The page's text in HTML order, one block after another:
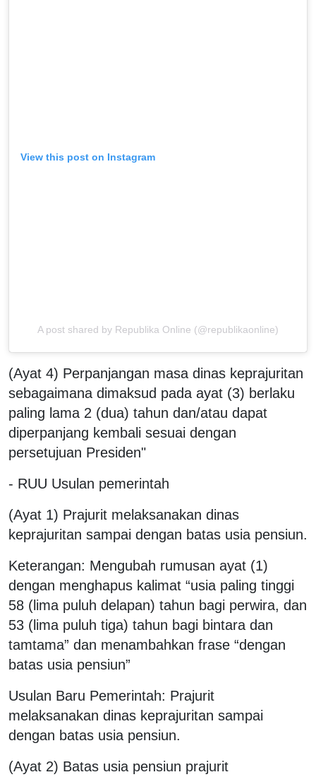
View this post on Instagram
A post shared by Republika Online (@republikaonline)
(Ayat 4) Perpanjangan masa dinas keprajuritan
sebagaimana dimaksud pada ayat (3) berlaku
paling lama 2 (dua) tahun dan/atau dapat
diperpanjang kembali sesuai dengan
persetujuan Presiden"
- RUU Usulan pemerintah
(Ayat 1) Prajurit melaksanakan dinas
keprajuritan sampai dengan batas usia pensiun.
Keterangan: Mengubah rumusan ayat (1)
dengan menghapus kalimat “usia paling tinggi
58 (lima puluh delapan) tahun bagi perwira, dan
53 (lima puluh tiga) tahun bagi bintara dan
tamtama” dan menambahkan frase “dengan
batas usia pensiun”
Usulan Baru Pemerintah: Prajurit
melaksanakan dinas keprajuritan sampai
dengan batas usia pensiun.
(Ayat 2) Batas usia pensiun prajurit